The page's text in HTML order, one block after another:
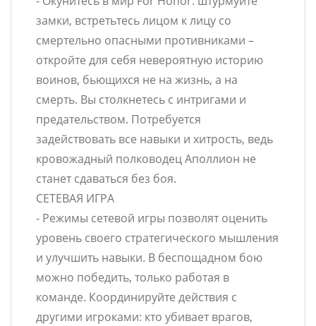
замки, встретьтесь лицом к лицу со
смертельно опасными противниками –
откройте для себя невероятную историю
воинов, бьющихся не на жизнь, а на
смерть. Вы столкнетесь с интригами и
предательством. Потребуется
задействовать все навыки и хитрость, ведь
кровожадный полководец Аполлион не
станет сдаваться без боя.
СЕТЕВАЯ ИГРА
- Режимы сетевой игры позволят оценить
уровень своего стратегического мышления
и улучшить навыки. В беспощадном бою
можно победить, только работая в
команде. Координируйте действия с
другими игроками: кто убивает врагов,